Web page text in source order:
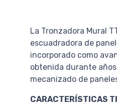
La Tronzadora Mural
escuadradora de
incorporado como
obtenida durante
mecanizado de
CARACTERÍSTICAS